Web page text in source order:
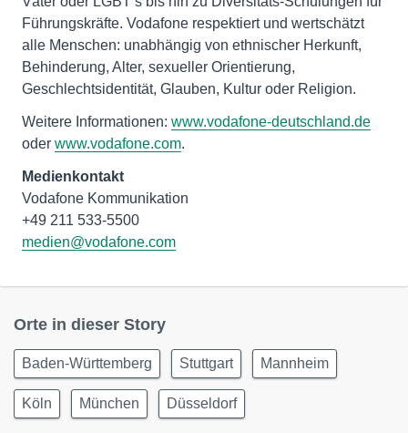
Führungskräfte. Vodafone respektiert und wertschätzt
alle Menschen: unabhängig von ethnischer Herkunft,
Behinderung, Alter, sexueller Orientierung,
Geschlechtsidentität, Glauben, Kultur oder Religion.
Weitere Informationen: www.vodafone-deutschland.de
oder www.vodafone.com.
Medienkontakt
Vodafone Kommunikation
medien@vodafone.com
Orte in dieser Story
Baden-Württemberg Stuttgart Mannheim
Köln München Düsseldorf